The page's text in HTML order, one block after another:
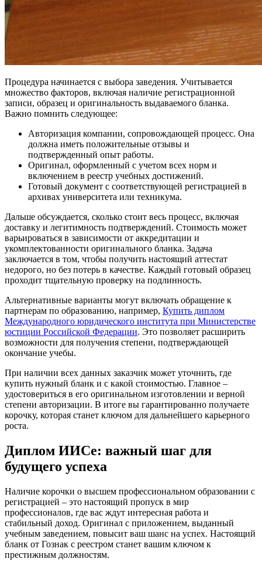
Процедура начинается с выбора заведения. Учитывается
множество факторов, включая наличие регистрационной
записи, образец и оригинальность выдаваемого бланка.
Важно помнить следующее:
Авторизация компании, сопровождающей процесс. Она
должна иметь положительные отзывы и
подтвержденный опыт работы.
Оригинал, оформленный с учетом всех норм и
включением в реестр учебных достижений.
Готовый документ с соответствующей регистрацией в
архивах университета или техникума.
Дальше обсуждается, сколько стоит весь процесс, включая
доставку и легитимность подтверждений. Стоимость может
варьироваться в зависимости от аккредитации и
укомплектованности оригинального бланка. Задача
заключается в том, чтобы получить настоящий аттестат
недорого, но без потерь в качестве. Каждый готовый образец
проходит тщательную проверку на подлинность.
Альтернативные варианты могут включать обращение к
партнерам по образованию, например, Купить диплом
Международного юридического института при Министерстве
юстиции Российской Федерации. Это позволяет расширить
возможности для получения степени, подтверждающей
окончание учебы.
При наличии всех данных заказчик может уточнить, где
купить нужный бланк и с какой стоимостью. Главное –
удостовериться в его оригинальном изготовлении и верной
степени авторизации. В итоге вы гарантированно получаете
корочку, которая станет ключом для дальнейшего карьерного
роста.
Диплом ИИСе: важный шаг для
будущего успеха
Наличие корочки о высшем профессиональном образовании с
регистрацией – это настоящий пропуск в мир
профессионалов, где вас ждут интересная работа и
стабильный доход. Оригинал с приложением, выданный
учебным заведением, повысит ваш шанс на успех. Настоящий
бланк от Гознак с реестром станет вашим ключом к
престижным должностям.